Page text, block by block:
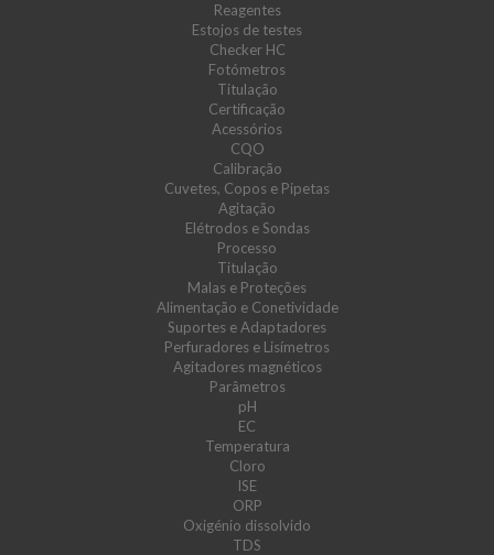
Reagentes
Estojos de testes
Checker HC
Fotómetros
Titulação
Certificação
Acessórios
CQO
Calibração
Cuvetes, Copos e Pipetas
Agitação
Elétrodos e Sondas
Processo
Titulação
Malas e Proteções
Alimentação e Conetividade
Suportes e Adaptadores
Perfuradores e Lisímetros
Agitadores magnéticos
Parâmetros
pH
EC
Temperatura
Cloro
ISE
ORP
Oxigénio dissolvido
TDS